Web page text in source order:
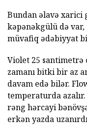
Bundan əlavə xarici
kəpənəkgülü də
müvafiq ədəbiyyat
Violet 25 santimetrə
zamanı bitki bir az
davam edə bilər.
temperaturda
rəng hərcayi
erkən yazda